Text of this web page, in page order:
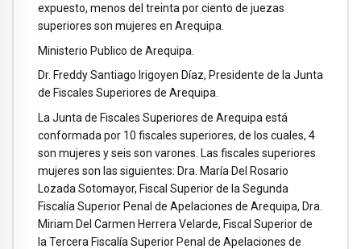
expuesto, menos del treinta por ciento de juezas
superiores son mujeres en Arequipa.
Ministerio Publico de Arequipa.
Dr. Freddy Santiago Irigoyen Díaz, Presidente de la Junta
de Fiscales Superiores de Arequipa.
La Junta de Fiscales Superiores de Arequipa está
conformada por 10 fiscales superiores, de los cuales, 4
son mujeres y seis son varones. Las fiscales superiores
mujeres son las siguientes: Dra. María Del Rosario
Lozada Sotomayor, Fiscal Superior de la Segunda
Fiscalía Superior Penal de Apelaciones de Arequipa, Dra.
Miriam Del Carmen Herrera Velarde, Fiscal Superior de
la Tercera Fiscalía Superior Penal de Apelaciones de